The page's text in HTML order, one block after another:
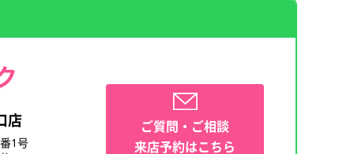
店
1号
ご質問・ご相談
来店予約はこちら